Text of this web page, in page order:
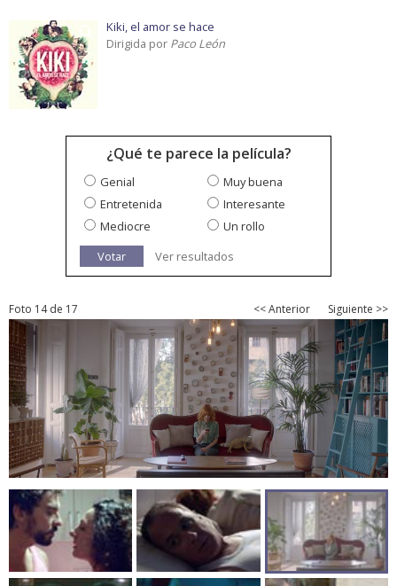
Kiki, el amor se hace
Dirigida por Paco León
¿Qué te parece la película?
Genial
Muy buena
Entretenida
Interesante
Mediocre
Un rollo
Votar
Ver resultados
Foto 14 de 17 << Anterior Siguiente >>